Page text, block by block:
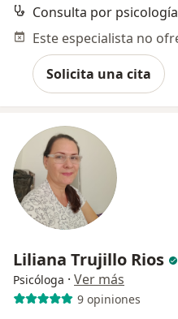
Consulta por psicología
Solicita una cita
Liliana Trujillo Rios
Psicóloga · Ver más
9 opiniones